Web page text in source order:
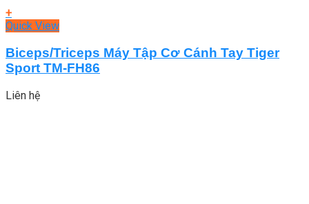
+
Quick View
Biceps/Triceps Máy Tập Cơ Cánh Tay Tiger
Sport TM-FH86
Liên hệ